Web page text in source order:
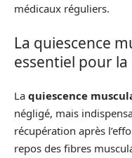
médicaux réguliers.
La quiescence
essentiel pour
La quiescence
négligé, mais
récupération après
repos des fibres